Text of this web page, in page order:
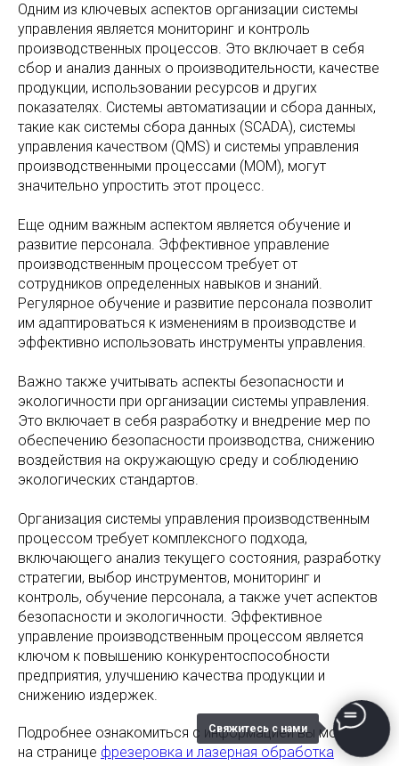
Свяжитесь с нами
Одним из ключевых аспектов организации системы
управления является мониторинг и контроль
производственных процессов. Это включает в себя
сбор и анализ данных о производительности, качестве
продукции, использовании ресурсов и других
показателях. Системы автоматизации и сбора данных,
такие как системы сбора данных (SCADA), системы
управления качеством (QMS) и системы управления
производственными процессами (MOM), могут
значительно упростить этот процесс.
Еще одним важным аспектом является обучение и
развитие персонала. Эффективное управление
производственным процессом требует от
сотрудников определенных навыков и знаний.
Регулярное обучение и развитие персонала позволит
им адаптироваться к изменениям в производстве и
эффективно использовать инструменты управления.
Важно также учитывать аспекты безопасности и
экологичности при организации системы управления.
Это включает в себя разработку и внедрение мер по
обеспечению безопасности производства, снижению
воздействия на окружающую среду и соблюдению
экологических стандартов.
Организация системы управления производственным
процессом требует комплексного подхода,
включающего анализ текущего состояния, разработку
стратегии, выбор инструментов, мониторинг и
контроль, обучение персонала, а также учет аспектов
безопасности и экологичности. Эффективное
управление производственным процессом является
ключом к повышению конкурентоспособности
предприятия, улучшению качества продукции и
снижению издержек.
Подробнее ознакомиться с информацией вы можете
на странице фрезеровка и лазерная обработка